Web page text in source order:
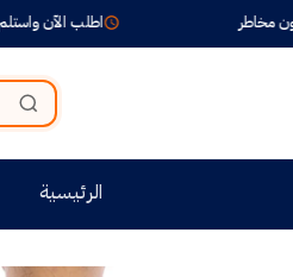
اطلب الآن واستلم خلال 24-72 ساعة
الرئيسية